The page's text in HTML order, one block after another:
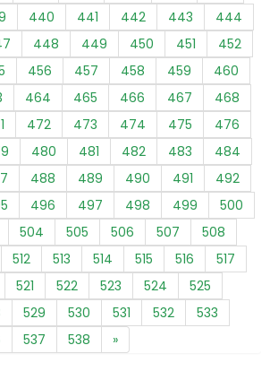
440 441 442 443
444
448 449 450 451
452
456 457 458 459
460
464 465 466 467
468
472 473 474 475
476
480 481 482 483
484
488 489 490 491
492
496 497 498 499
500
504 505 506 507
508
512 513 514 515 516
517
521 522 523 524
525
529 530 531 532
533
537 538 »